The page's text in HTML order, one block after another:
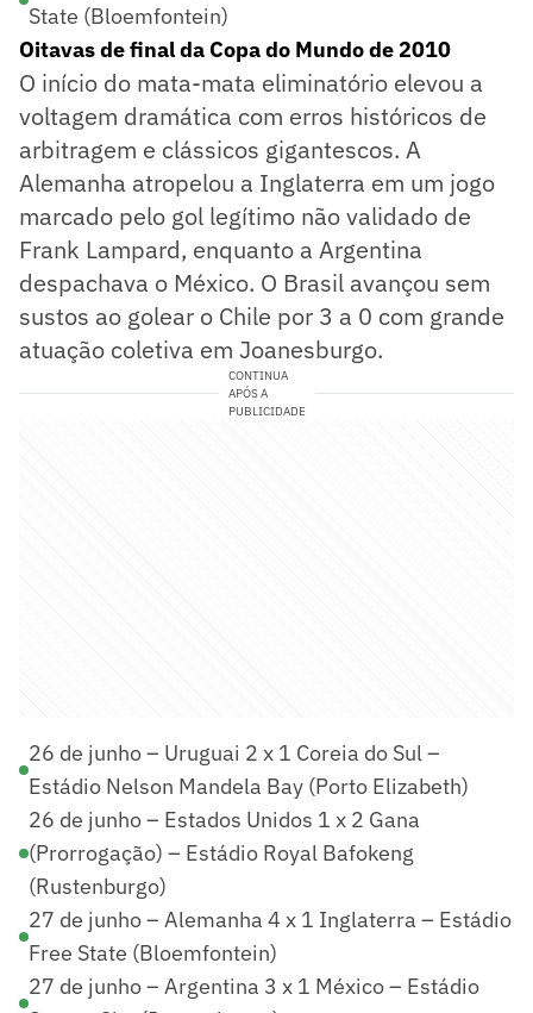
State (Bloemfontein)
Oitavas de final da Copa do Mundo de 2010
O início do mata-mata eliminatório elevou a
voltagem dramática com erros históricos de
arbitragem e clássicos gigantescos. A
Alemanha atropelou a Inglaterra em um jogo
marcado pelo gol legítimo não validado de
Frank Lampard, enquanto a Argentina
despachava o México. O Brasil avançou sem
sustos ao golear o Chile por 3 a 0 com grande
atuação coletiva em Joanesburgo.
CONTINUA
APÓS A
PUBLICIDADE
26 de junho – Uruguai 2 x 1 Coreia do Sul –
Estádio Nelson Mandela Bay (Porto Elizabeth)
26 de junho – Estados Unidos 1 x 2 Gana
(Prorrogação) – Estádio Royal Bafokeng
(Rustenburgo)
27 de junho – Alemanha 4 x 1 Inglaterra – Estádio
Free State (Bloemfontein)
27 de junho – Argentina 3 x 1 México – Estádio